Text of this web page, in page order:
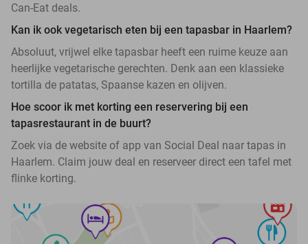
Can-Eat deals.
Kan ik ook vegetarisch eten bij een tapasbar in Haarlem?
Absoluut, vrijwel elke tapasbar heeft een ruime keuze aan
heerlijke vegetarische gerechten. Denk aan een klassieke
tortilla de patatas, Spaanse kazen en olijven.
Hoe scoor ik met korting een reservering bij een
tapasrestaurant in de buurt?
Zoek via de website of app van Social Deal naar tapas in
Haarlem. Claim jouw deal en reserveer direct een tafel met
flinke korting.